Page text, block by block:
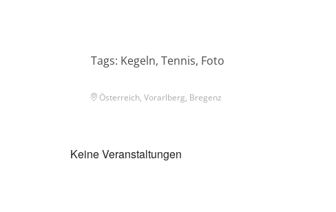
Tags: Kegeln, Tennis, Foto
Österreich, Vorarlberg, Bregenz
Keine Veranstaltungen